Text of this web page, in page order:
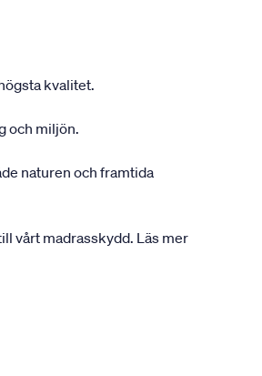
kvalitet.
och miljön.
naturen och framtida
vårt madrasskydd. Läs mer